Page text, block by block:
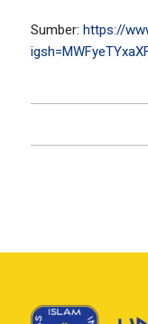
Sumber: https://